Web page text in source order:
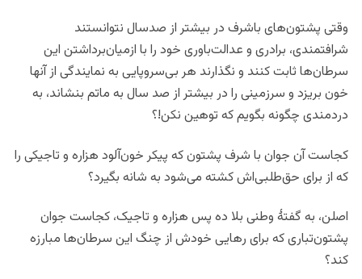
وقتی پشتون‌های باشرف در بیشتر از صدسال نتوانستند
شرافتمندی، برادری و عدالت‌باوری خود را با ازمیان‌برداشتن این
سرطان‌ها ثابت کنند و نگذارند هر بی‌سروپایی به نمایندگی از آنها
خون بریزد و سرزمینی را در بیشتر از صد سال به ماتم بنشاند، به
دردمندی چگونه بگویم که توهین نکن!؟
کجاست آن جوان با شرف پشتون که پیکر خون‌آلود هزاره و تاجیکی را
که از برای حق‌طلبی‌اش کشته می‌شود به شانه بگیرد؟
اصلن، به گفتهٔ وطنی بلا ده پس هزاره و تاجیک، کجاست جوان
پشتون‌تباری که برای رهایی‌ خودش از چنگ این سرطان‌ها مبارزه
کند؟